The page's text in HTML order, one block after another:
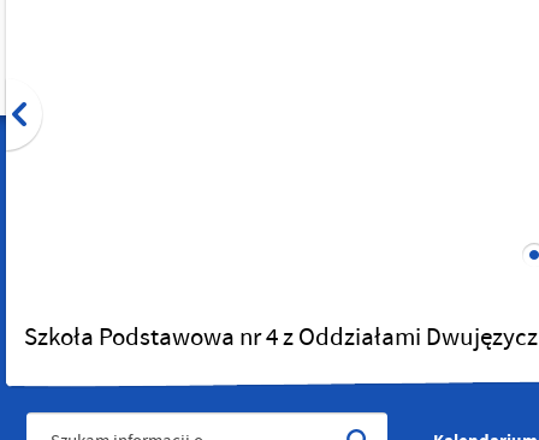
Szkoła Podstawowa nr 4 z Oddziałami